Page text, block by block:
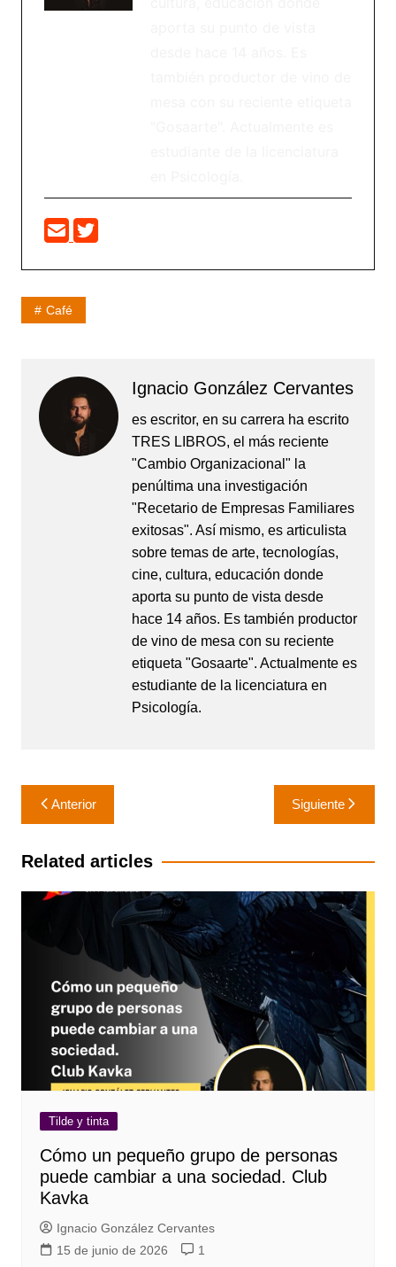
Café
Ignacio González Cervantes
es escritor, en su carrera ha escrito
TRES LIBROS, el más reciente
"Cambio Organizacional" la
penúltima una investigación
"Recetario de Empresas Familiares
exitosas". Así mismo, es articulista
sobre temas de arte, tecnologías,
cine, cultura, educación donde
aporta su punto de vista desde
hace 14 años. Es también productor
de vino de mesa con su reciente
etiqueta "Gosaarte". Actualmente es
estudiante de la licenciatura en
Psicología.
Navegación
de
entradas
Anterior Siguiente
Related articles
Tilde y tinta
Cómo un pequeño grupo de personas
puede cambiar a una sociedad. Club
Kavka
Ignacio González Cervantes
15 de junio de 2026
1